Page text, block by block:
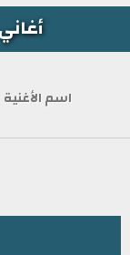
أغاني
اسم الأغنية